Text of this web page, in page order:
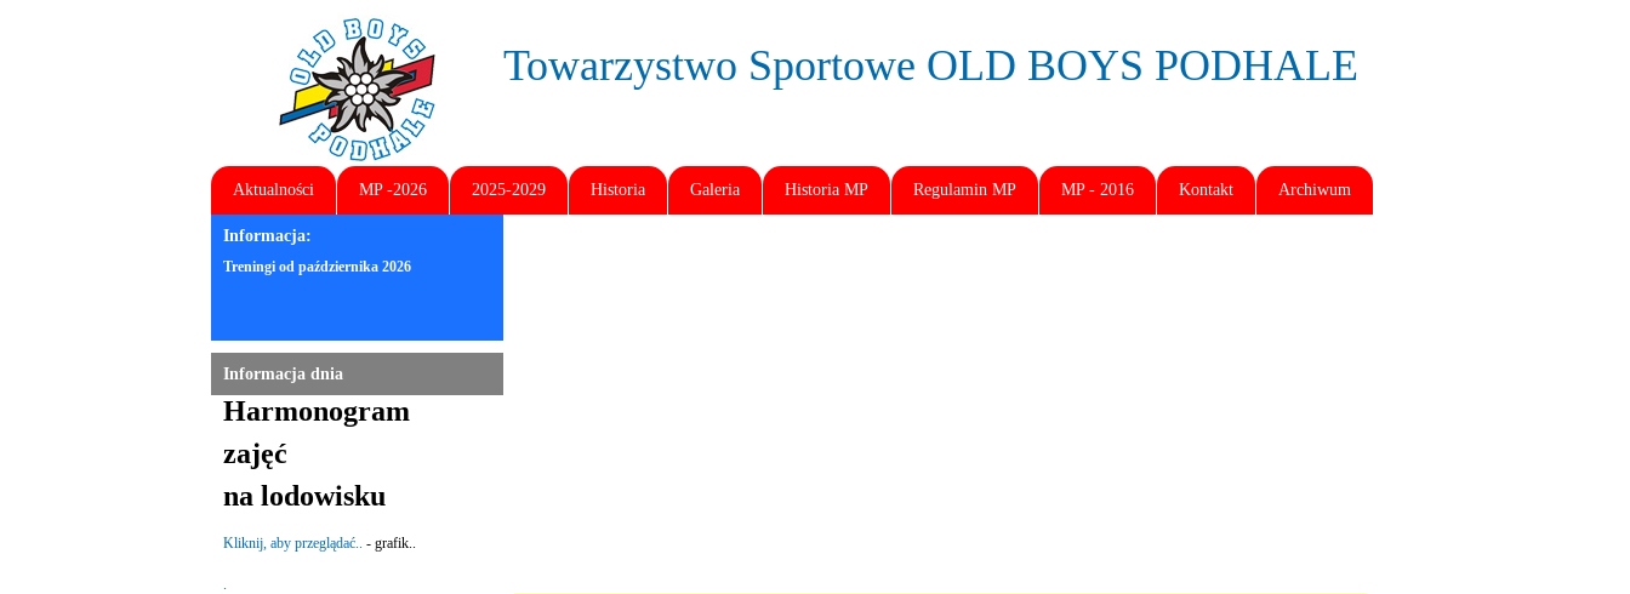
Towarzystwo Sportowe OLD BOYS PODHALE
Aktualności MP -2026 2025-2029 Historia Galeria Historia MP Regulamin MP MP - 2016 Kontakt Archiwum
Informacja:
Treningi od października 2026
Informacja dnia
Harmonogram
zajęć
na lodowisku
Kliknij, aby przeglądać.. - grafik..
.